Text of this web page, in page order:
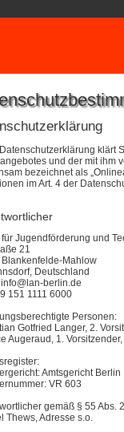
klärt
und der mit ihm
bezeichnet als
im Art. 4 der
Jugendförderung und
21
Blankenfelde-Mahlow
Deutschland
info@lan-berlin.de
151 1111 6000
Personen:
Gotfried Langer, 2.
Augeraud, 1.
Amtsgericht Berlin
VR 603
gemäß § 55 Abs.
Thews, Adresse s.o.